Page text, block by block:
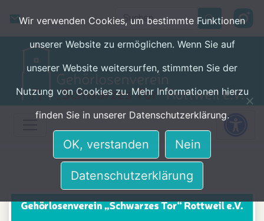
Search
Wir verwenden Cookies, um bestimmte Funktionen
unserer Website zu ermöglichen. Wenn Sie auf
unserer Website weitersurfen, stimmten Sie der
Nutzung von Cookies zu. Mehr Informationen hierzu
finden Sie in unserer Datenschutzerklärung.
OK, verstanden Nein
Datenschutzerklärung